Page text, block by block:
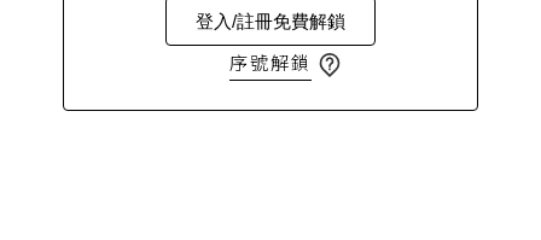
登入/註冊免費解鎖
序號解鎖